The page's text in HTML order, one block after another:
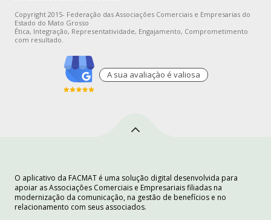
Copyright 2015- Federação das Associações Comerciais e Empresarias do
Estado do Mato Grosso
Ética, Integração, Representatividade, Engajamento, Comprometimento
com resultado.
A sua avaliaçào é valiosa
O aplicativo da FACMAT é uma solução digital desenvolvida para
apoiar as Associações Comerciais e Empresariais filiadas na
modernização da comunicação, na gestão de benefícios e no
relacionamento com seus associados.